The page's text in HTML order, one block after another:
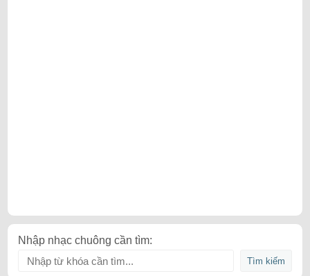
Nhập nhạc chuông cần tìm: